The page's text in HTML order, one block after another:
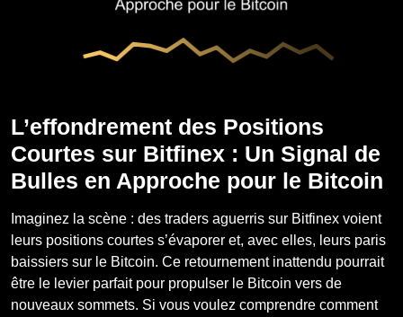
L’effondrement des Positions
Courtes sur Bitfinex : Un Signal de
Bulles en Approche pour le Bitcoin
Imaginez la scène : des traders aguerris sur Bitfinex voient
leurs positions courtes s’évaporer et, avec elles, leurs paris
baissiers sur le Bitcoin. Ce retournement inattendu pourrait
être le levier parfait pour propulser le Bitcoin vers de
nouveaux sommets. Si vous voulez comprendre comment